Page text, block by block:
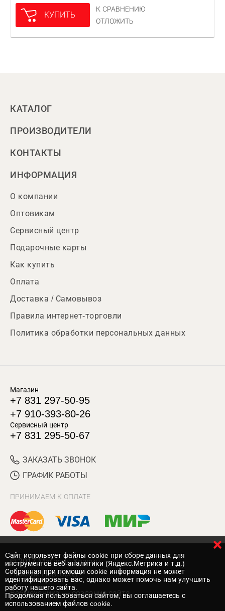
КУПИТЬ
К СРАВНЕНИЮ
ОТЛОЖИТЬ
КАТАЛОГ
ПРОИЗВОДИТЕЛИ
КОНТАКТЫ
ИНФОРМАЦИЯ
О компании
Оптовикам
Сервисный центр
Подарочные карты
Как купить
Оплата
Доставка / Самовывоз
Правила интернет-торговли
Политика обработки персональных данных
Магазин
+7 831 297-50-95
+7 910-393-80-26
Сервисный центр
+7 831 295-50-67
ЗАКАЗАТЬ ЗВОНОК
ГРАФИК РАБОТЫ
ПРИНИМАЕМ К ОПЛАТЕ
© 2017 Магазин Хозяин
Нижний Новгород
Вебмеханика — создание сайта
Cайт использует файлы cookie при сборе данных для
инструментов веб-аналитики (Яндекс.Метрика и т.д.)
Собранная при помощи cookie информация не может
идентифицировать вас, однако может помочь нам улучшить
работу нашего сайта.
Продолжая пользоваться сайтом, вы соглашаетесь с
использованием файлов cookie.